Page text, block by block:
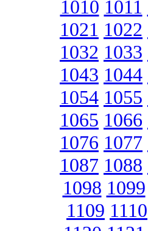
1010 1011
1021 1022
1032 1033
1043 1044
1054 1055
1065 1066
1076 1077
1087 1088
1098 1099
1109 1110